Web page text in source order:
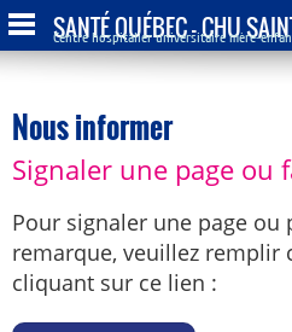
SANTÉ QUÉBEC - CHU
Centre hospitalier universitaire mère-
Nous informer
Signaler une page ou
Pour signaler une page ou
remarque, veuillez remplir
cliquant sur ce lien :